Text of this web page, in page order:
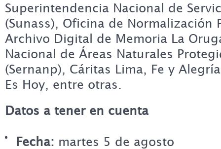
Superintendencia Nacional de
(Sunass), Oficina de Normalización
Archivo Digital de Memoria La
Nacional de Áreas Naturales
(Sernanp), Cáritas Lima, Fe y
Es Hoy, entre otras.
Datos a tener en cuenta
Fecha: martes 5 de agosto